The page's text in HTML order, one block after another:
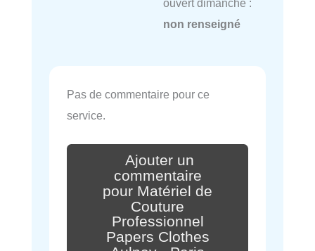
ouvert dimanche :
non renseigné
Pas de commentaire pour ce
service.
Ajouter un
commentaire
pour Matériel de
Couture
Professionnel
Papers Clothes